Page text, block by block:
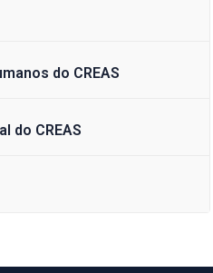
do CREAS
do CREAS